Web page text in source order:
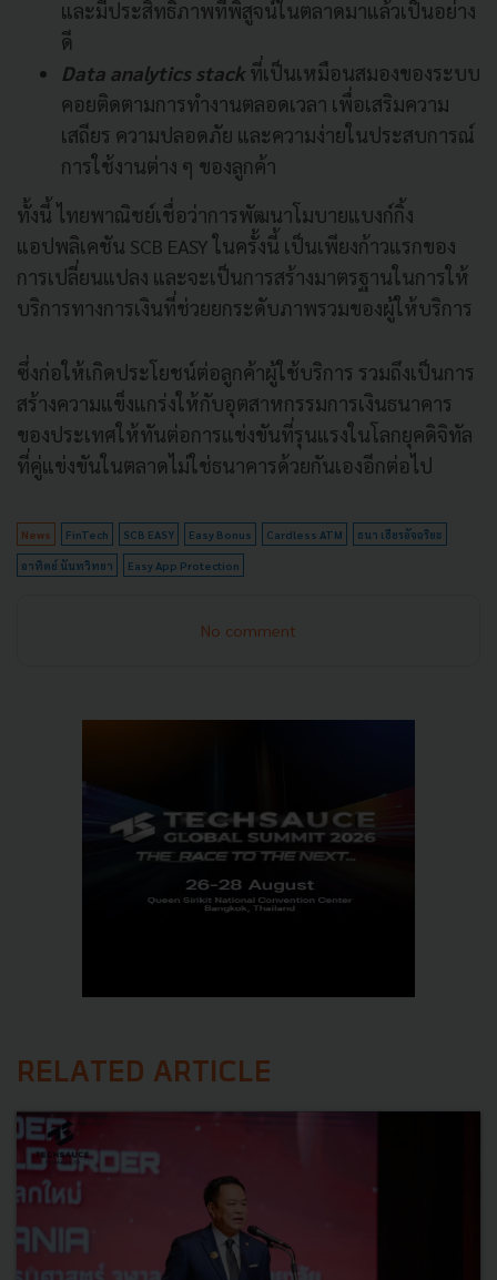
และมีประสิทธิภาพที่พิสูจน์ในตลาดมาแล้วเป็นอย่าง
ดี
Data analytics stackที่เป็นเหมือนสมองของระบบ
คอยติดตามการทำงานตลอดเวลา เพื่อเสริมความ
เสถียร ความปลอดภัย และความง่ายในประสบการณ์
การใช้งานต่าง ๆ ของลูกค้า
ทั้งนี้ ไทยพาณิชย์เชื่อว่าการพัฒนาโมบายแบงก์กิ้ง
แอปพลิเคชัน SCB EASY ในครั้งนี้ เป็นเพียงก้าวแรกของ
การเปลี่ยนแปลง และจะเป็นการสร้างมาตรฐานในการให้
บริการทางการเงินที่ช่วยยกระดับภาพรวมของผู้ให้บริการ
ซึ่งก่อให้เกิดประโยชน์ต่อลูกค้าผู้ใช้บริการ รวมถึงเป็นการ
สร้างความแข็งแกร่งให้กับอุตสาหกรรมการเงินธนาคาร
ของประเทศให้ทันต่อการแข่งขันที่รุนแรงในโลกยุคดิจิทัล
ที่คู่แข่งขันในตลาดไม่ใช่ธนาคารด้วยกันเองอีกต่อไป
News FinTech SCB EASY Easy Bonus Cardless ATM ธนา เธียรอัจฉริยะ
อาทิตย์ นันทวิทยา Easy App Protection
No comment
RELATED ARTICLE